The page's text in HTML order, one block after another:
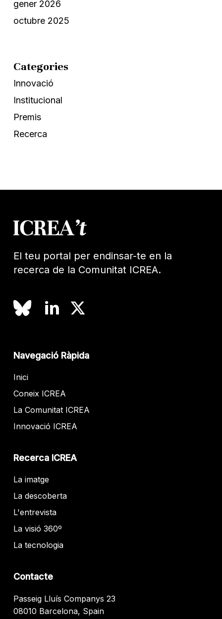
gener 2026
octubre 2025
Categories
Innovació
Institucional
Premis
Recerca
El teu portal per endinsar-te en la
recerca de la Comunitat ICREA.
Navegació Ràpida
Inici
Coneix ICREA
La Comunitat ICREA
Innovació ICREA
Recerca ICREA
La imatge
La descoberta
L'entrevista
La visió 360º
La tecnologia
Contacte
Passeig Lluís Companys 23
08010 Barcelona, Spain